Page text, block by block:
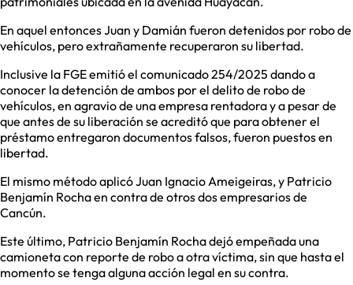
En aquel entonces Juan y Damián fueron detenidos por robo de
vehículos, pero extrañamente recuperaron su libertad.
Inclusive la FGE emitió el comunicado 254/2025 dando a
conocer la detención de ambos por el delito de robo de
vehículos, en agravio de una empresa rentadora y a pesar de
que antes de su liberación se acreditó que para obtener el
préstamo entregaron documentos falsos, fueron puestos en
libertad.
El mismo método aplicó Juan Ignacio Ameigeiras, y Patricio
Benjamín Rocha en contra de otros dos empresarios de
Cancún.
Este último, Patricio Benjamín Rocha dejó empeñada una
camioneta con reporte de robo a otra víctima, sin que hasta el
momento se tenga alguna acción legal en su contra.